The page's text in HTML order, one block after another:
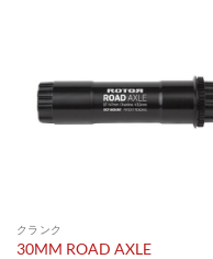
クランク
30MM ROAD AXLE